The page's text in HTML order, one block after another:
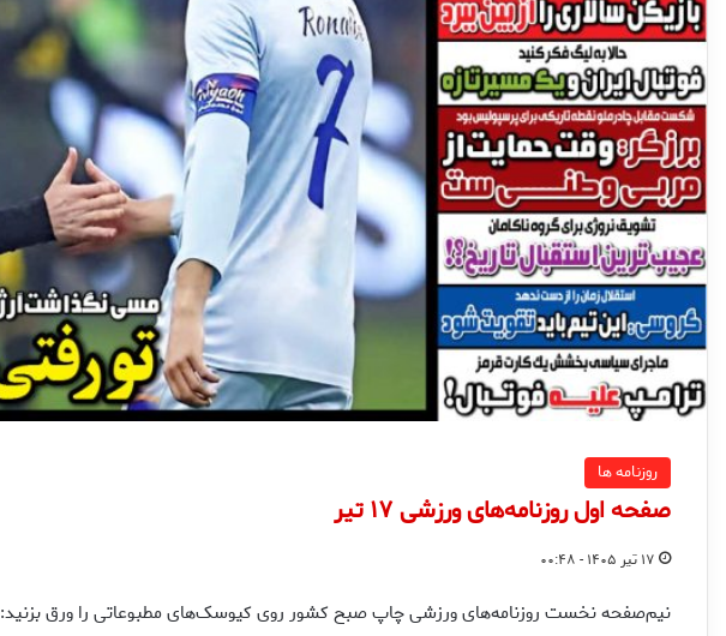
روزنامه ها
صفحه اول روزنامه‌های ورزشی ۱۷ تیر
۱۷ تیر ۱۴۰۵ - ۰۰:۴۸
نیم‌صفحه نخست روزنامه‌های ورزشی چاپ صبح کشور روی کیوسک‌های مطبوعاتی را ورق بزنید: